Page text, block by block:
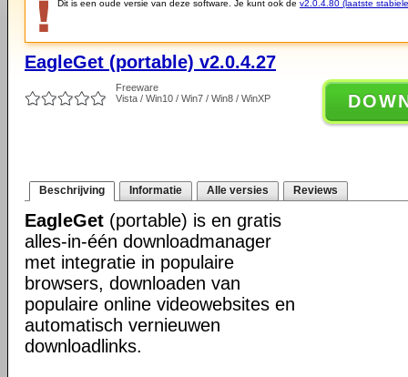
Dit is een oude versie van deze software. Je kunt ook de v2.0.4.80 (laatste
EagleGet (portable) v2.0.4.27
Freeware
Vista / Win10 / Win7 / Win8 / WinXP
Beschrijving Informatie Alle versies Reviews
EagleGet (portable) is en gratis
alles-in-één downloadmanager
met integratie in populaire
browsers, downloaden van
populaire online videowebsites en
automatisch vernieuwen
downloadlinks.